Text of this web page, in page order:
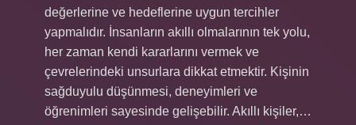
değerlerine ve hedeflerine uygun tercihler
yapmalıdır. İnsanların akıllı olmalarının tek yolu,
her zaman kendi kararlarını vermek ve
çevrelerindeki unsurlara dikkat etmektir. Kişinin
sağduyulu düşünmesi, deneyimleri ve
öğrenimleri sayesinde gelişebilir. Akıllı kişiler,…